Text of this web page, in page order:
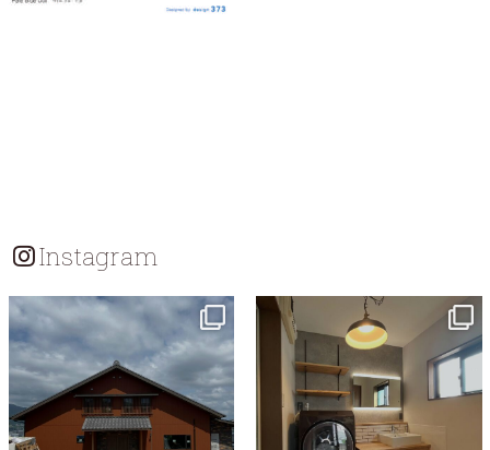
Instagram
tomohouseinc
tomohouseinc
7月 13